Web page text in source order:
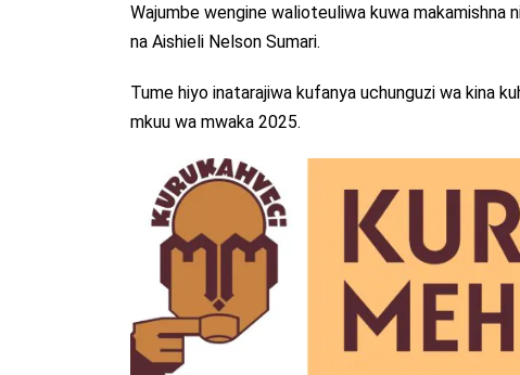
Wajumbe wengine walioteuliwa kuwa makamishna
na Aishieli Nelson Sumari.
Tume hiyo inatarajiwa kufanya uchunguzi wa kina
mkuu wa mwaka 2025.